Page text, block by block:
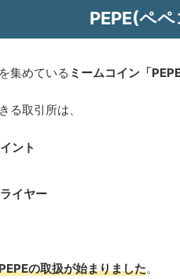
PEPE(ペ
集めている ミームコイン「
る取引所は、
ント
イヤー
の取扱が始まりました。